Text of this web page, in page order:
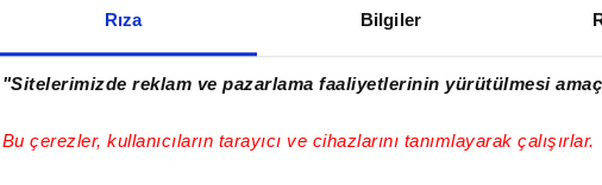
Rıza Bilgiler
"Sitelerimizde reklam ve pazarlama faaliyetlerinin yürütülmesi
Bu çerezler, kullanıcıların tarayıcı ve cihazlarını tanımlayarak çalışırlar.